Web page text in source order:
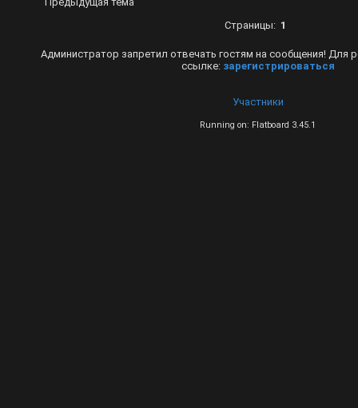
Страницы: 1
Администратор запретил отвечать гостям на сообщения! Для
ссылке: зарегистрироваться
Участники
Running on: Flatboard 3.45.1